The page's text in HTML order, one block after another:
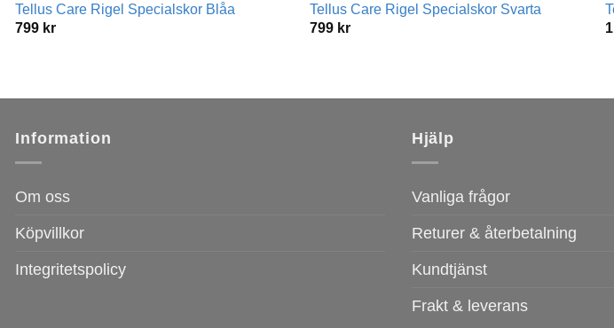
Tellus Care Rigel Specialskor Blåa
799 kr
Tellus Care Rigel Specialskor Svarta
799 kr
Information
Om oss
Köpvillkor
Integritetspolicy
Hjälp
Vanliga frågor
Returer & återbetalning
Kundtjänst
Frakt & leverans